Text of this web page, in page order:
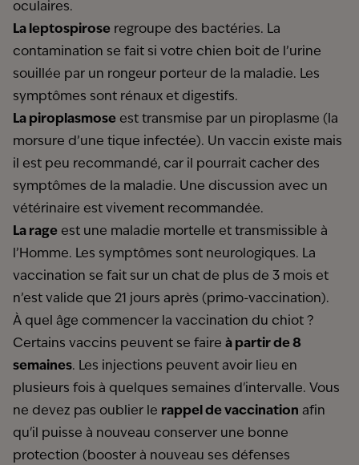
oculaires.
La leptospirose regroupe des bactéries. La
contamination se fait si votre chien boit de l’urine
souillée par un rongeur porteur de la maladie. Les
symptômes sont rénaux et digestifs.
La piroplasmose est transmise par un piroplasme (la
morsure d’une tique infectée). Un vaccin existe mais
il est peu recommandé, car il pourrait cacher des
symptômes de la maladie. Une discussion avec un
vétérinaire est vivement recommandée.
La rage est une maladie mortelle et transmissible à
l’Homme. Les symptômes sont neurologiques. La
vaccination se fait sur un chat de plus de 3 mois et
n’est valide que 21 jours après (primo-vaccination).
À quel âge commencer la vaccination du chiot ?
Certains vaccins peuvent se faire à partir de 8
semaines. Les injections peuvent avoir lieu en
plusieurs fois à quelques semaines d'intervalle. Vous
ne devez pas oublier le rappel de vaccination afin
qu'il puisse à nouveau conserver une bonne
protection (booster à nouveau ses défenses